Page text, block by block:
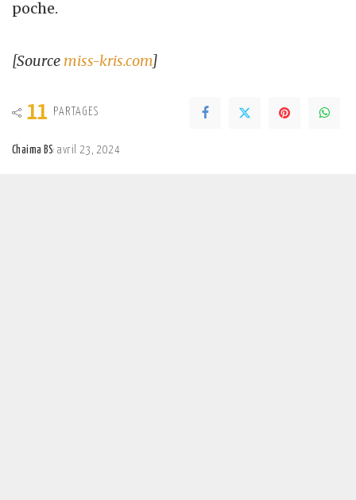
poche.
[Source miss-kris.com]
11 PARTAGES
Chaima BS avril 23, 2024